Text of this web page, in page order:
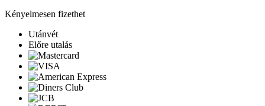
Kényelmesen fizethet
Utánvét
Előre utalás